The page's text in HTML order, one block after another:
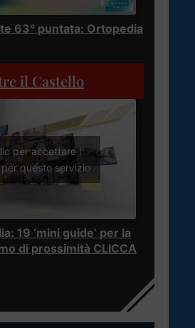
63° puntata: Ortopedia
il Castello
per accettare i
questo servizio
19 ‘mini guide’ per la
di prossimità CLICCA